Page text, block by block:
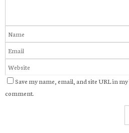
Save my name, email, and site URL in
comment.